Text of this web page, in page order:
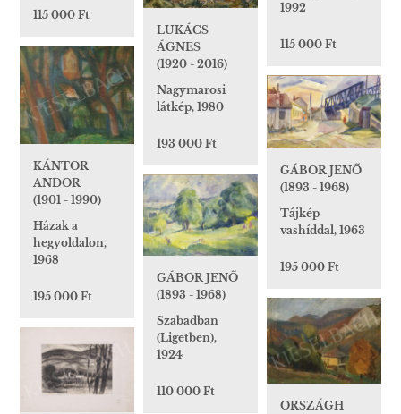
115 000 Ft
1992
115 000 Ft
LUKÁCS
ÁGNES
(1920 - 2016)
Nagymarosi
látkép, 1980
193 000 Ft
KÁNTOR
ANDOR
(1901 - 1990)
Házak a
hegyoldalon,
1968
195 000 Ft
GÁBOR JENŐ
(1893 - 1968)
Tájkép
vashíddal, 1963
195 000 Ft
GÁBOR JENŐ
(1893 - 1968)
Szabadban
(Ligetben),
1924
110 000 Ft
ORSZÁGH